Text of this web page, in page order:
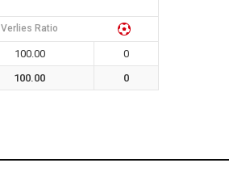
Verlies Ratio
100.00
0
100.00 0